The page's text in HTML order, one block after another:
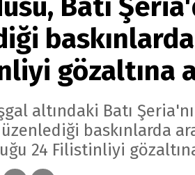
Batı
gözaltına
altındaki Batı
baskınlarda
24 Filistinliyi